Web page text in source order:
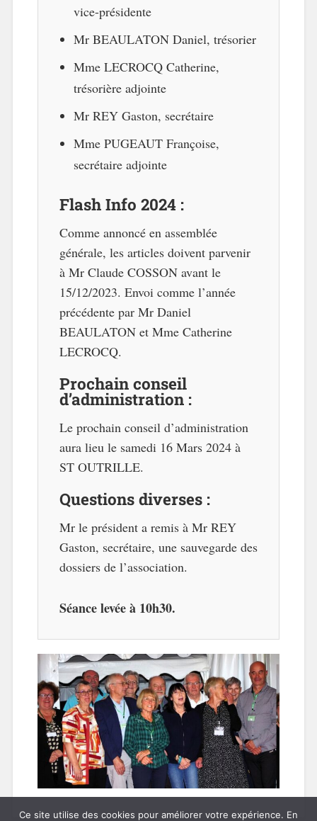
vice-présidente
Mr BEAULATON Daniel, trésorier
Mme LECROCQ Catherine,
trésorière adjointe
Mr REY Gaston, secrétaire
Mme PUGEAUT Françoise,
secrétaire adjointe
Flash Info 2024 :
Comme annoncé en assemblée
générale, les articles doivent parvenir
à Mr Claude COSSON avant le
15/12/2023. Envoi comme l’année
précédente par Mr Daniel
BEAULATON et Mme Catherine
LECROCQ.
Prochain conseil
d’administration :
Le prochain conseil d’administration
aura lieu le samedi 16 Mars 2024 à
ST OUTRILLE.
Questions diverses :
Mr le président a remis à Mr REY
Gaston, secrétaire, une sauvegarde des
dossiers de l’association.
Séance levée à 10h30.
Ce site utilise des cookies pour améliorer votre expérience. En